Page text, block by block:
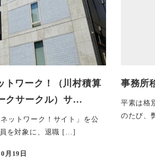
トワーク！（川村積算
クサークル）サ…
ットワーク！サイト」を公
を対象に、退職 […]
月19日
事務所
平素は格
のたび、